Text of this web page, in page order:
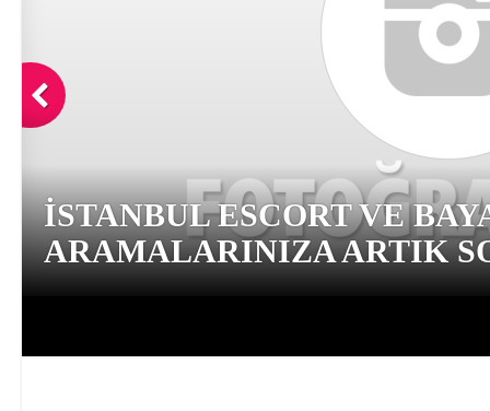
İSTANBUL ESCORT VE
ARAMALARINIZA ARTIK